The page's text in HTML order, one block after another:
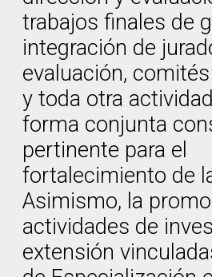
trabajos finales de
integración de
evaluación,
y toda otra
forma conjunta
pertinente para el
fortalecimiento de
Asimismo, la
actividades de
extensión